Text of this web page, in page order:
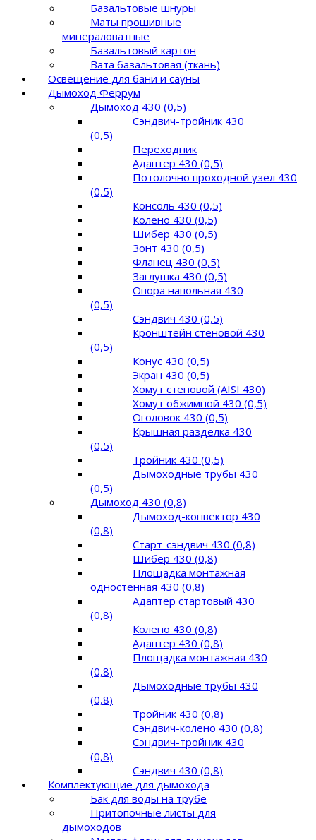
Базальтовые шнуры
Маты прошивные
минераловатные
Базальтовый картон
Вата базальтовая (ткань)
Освещение для бани и сауны
Дымоход Феррум
Дымоход 430 (0,5)
Сэндвич-тройник 430
(0,5)
Переходник
Адаптер 430 (0,5)
Потолочно проходной узел 430
(0,5)
Консоль 430 (0,5)
Колено 430 (0,5)
Шибер 430 (0,5)
Зонт 430 (0,5)
Фланец 430 (0,5)
Заглушка 430 (0,5)
Опора напольная 430
(0,5)
Сэндвич 430 (0,5)
Кронштейн стеновой 430
(0,5)
Конус 430 (0,5)
Экран 430 (0,5)
Хомут стеновой (AISI 430)
Хомут обжимной 430 (0,5)
Оголовок 430 (0,5)
Крышная разделка 430
(0,5)
Тройник 430 (0,5)
Дымоходные трубы 430
(0,5)
Дымоход 430 (0,8)
Дымоход-конвектор 430
(0,8)
Старт-сэндвич 430 (0,8)
Шибер 430 (0,8)
Площадка монтажная
одностенная 430 (0,8)
Адаптер стартовый 430
(0,8)
Колено 430 (0,8)
Адаптер 430 (0,8)
Площадка монтажная 430
(0,8)
Дымоходные трубы 430
(0,8)
Тройник 430 (0,8)
Сэндвич-колено 430 (0,8)
Сэндвич-тройник 430
(0,8)
Сэндвич 430 (0,8)
Комплектующие для дымохода
Бак для воды на трубе
Притопочные листы для
дымоходов